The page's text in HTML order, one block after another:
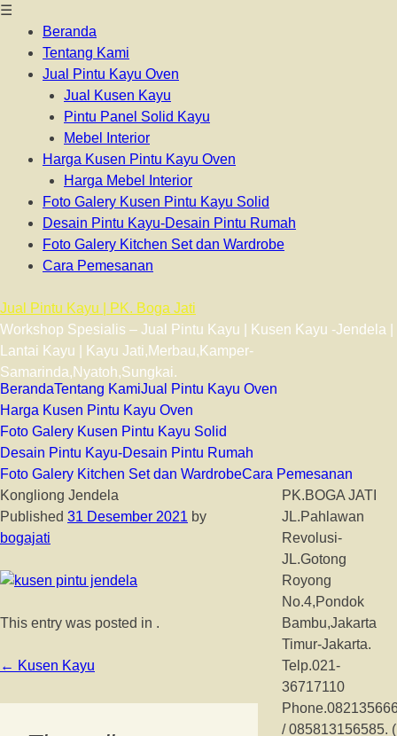
☰
Beranda
Tentang Kami
Jual Pintu Kayu Oven
Jual Kusen Kayu
Pintu Panel Solid Kayu
Mebel Interior
Harga Kusen Pintu Kayu Oven
Harga Mebel Interior
Foto Galery Kusen Pintu Kayu Solid
Desain Pintu Kayu-Desain Pintu Rumah
Foto Galery Kitchen Set dan Wardrobe
Cara Pemesanan
Jual Pintu Kayu | PK. Boga Jati
Workshop Spesialis – Jual Pintu Kayu | Kusen Kayu -Jendela |
Lantai Kayu | Kayu Jati,Merbau,Kamper-
Samarinda,Nyatoh,Sungkai.
BerandaTentang KamiJual Pintu Kayu Oven
Harga Kusen Pintu Kayu Oven
Foto Galery Kusen Pintu Kayu Solid
Desain Pintu Kayu-Desain Pintu Rumah
Foto Galery Kitchen Set dan WardrobeCara Pemesanan
Kongliong Jendela
Published 31 Desember 2021 by
bogajati
This entry was posted in .
Post
← Kusen Kayu
PK.BOGA JATI
JL.Pahlawan
Revolusi-
JL.Gotong
Royong
No.4,Pondok
Bambu,Jakarta
Timur-Jakarta.
Telp.021-
36717110
/ 085813156585. (